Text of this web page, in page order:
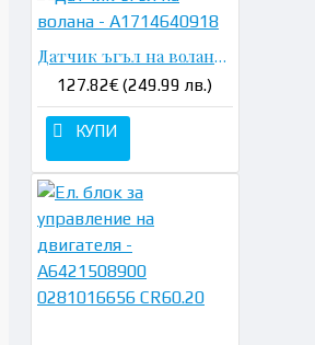
Датчик ъгъл на волана - A1714640918
127.82€ (249.99 лв.)
КУПИ